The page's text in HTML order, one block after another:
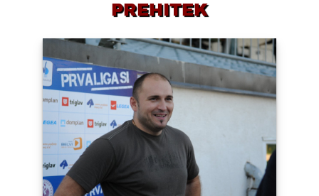
PREHITEK